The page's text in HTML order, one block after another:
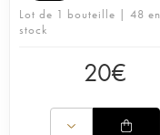
Lot de 1 bouteille | 48 en
stock
20€